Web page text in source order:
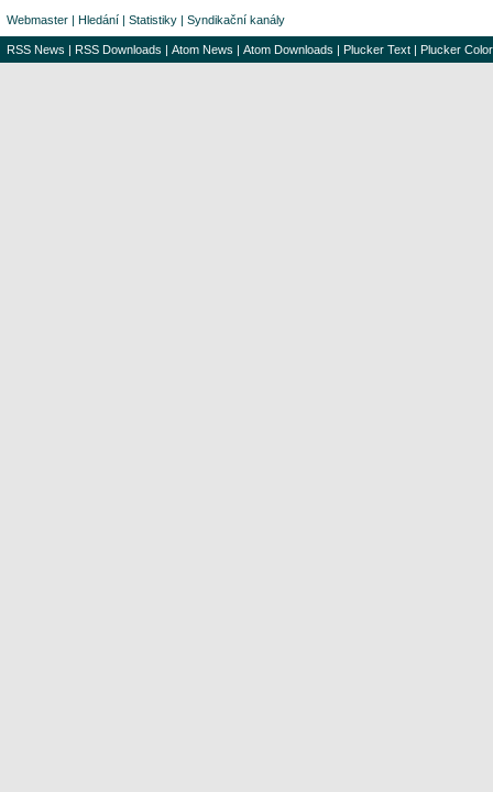
Webmaster | Hledání | Statistiky | Syndikační kanály
RSS News | RSS Downloads | Atom News | Atom Downloads | Plucker Text | Plucker Color